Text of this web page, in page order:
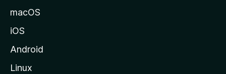
macOS
iOS
Android
Linux